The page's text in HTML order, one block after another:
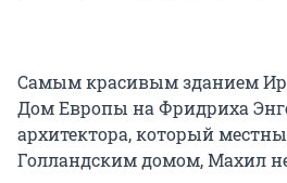
Самым красивым зданием
Дом Европы на Фридриха
архитектора, который
Голландским домом, Махил